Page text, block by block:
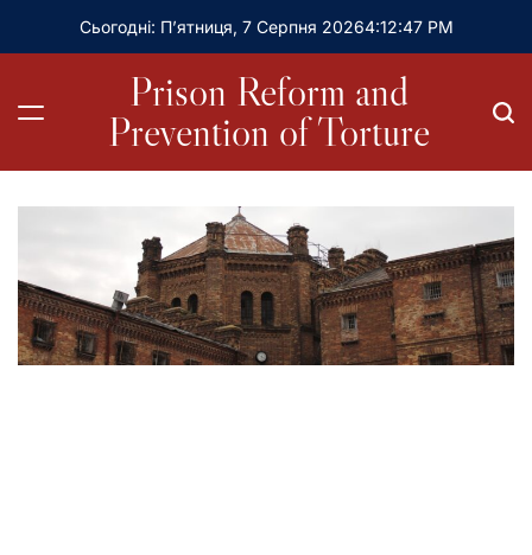
Сьогодні: П’ятниця, 7 Серпня 20264:12:49 PM
Prison Reform and
Prevention of Torture